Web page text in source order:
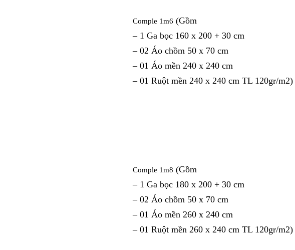
Comple 1m6 (Gồm
– 1 Ga bọc 160 x 200 + 30 cm
– 02 Áo chồm 50 x 70 cm
– 01 Áo mền 240 x 240 cm
– 01 Ruột mền 240 x 240 cm TL 120gr/m2)
Comple 1m8 (Gồm
– 1 Ga bọc 180 x 200 + 30 cm
– 02 Áo chồm 50 x 70 cm
– 01 Áo mền 260 x 240 cm
– 01 Ruột mền 260 x 240 cm TL 120gr/m2)